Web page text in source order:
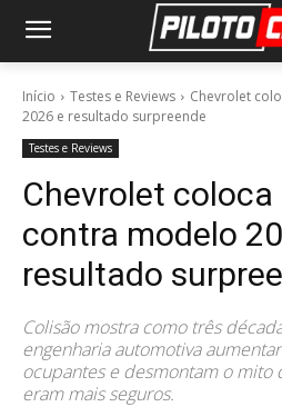
Início Testes e Reviews
Chevrolet
2026 e resultado surpreende
Testes e Reviews
Chevrolet coloca
contra modelo
resultado
Colisão mostra como três
engenharia automotiva
ocupantes e desmontam o mito
eram mais seguros.